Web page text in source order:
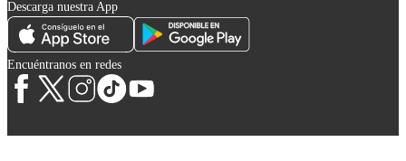
Descarga nuestra App
Encuéntranos en redes